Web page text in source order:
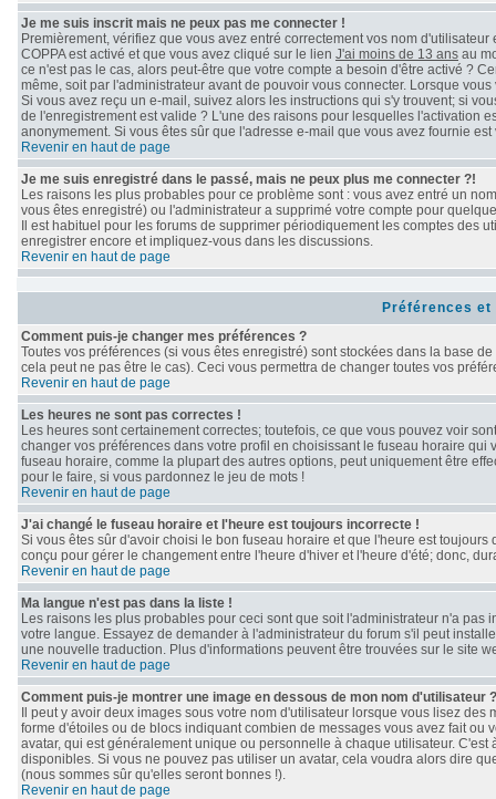
Je me suis inscrit mais ne peux pas me connecter !
Premièrement, vérifiez que vous avez entré correctement vos nom
COPPA est activé et que vous avez cliqué sur le lien J'ai moins de 13 ans au
ce n'est pas le cas, alors peut-être que votre compte a besoin d'être activé ?
même, soit par l'administrateur avant de pouvoir vous connecter. Lorsque
Si vous avez reçu un e-mail, suivez alors les instructions qui s'y trouvent; si
de l'enregistrement est valide ? L'une des raisons pour lesquelles l'activation
anonymement. Si vous êtes sûr que l'adresse e-mail que vous avez fournie
Revenir en haut de page
Je me suis enregistré dans le passé, mais ne peux plus me connecter ?!
Les raisons les plus probables pour ce problème sont : vous avez entré un
vous êtes enregistré) ou l'administrateur a supprimé votre compte pour
Il est habituel pour les forums de supprimer périodiquement les comptes
enregistrer encore et impliquez-vous dans les discussions.
Revenir en haut de page
Préférences
Comment puis-je changer mes préférences ?
Toutes vos préférences (si vous êtes enregistré) sont stockées dans la base
cela peut ne pas être le cas). Ceci vous permettra de changer toutes vos
Revenir en haut de page
Les heures ne sont pas correctes !
Les heures sont certainement correctes; toutefois, ce que vous pouvez voir
changer vos préférences dans votre profil en choisissant le fuseau horaire
fuseau horaire, comme la plupart des autres options, peut uniquement être
pour le faire, si vous pardonnez le jeu de mots !
Revenir en haut de page
J'ai changé le fuseau horaire et l'heure est toujours incorrecte !
Si vous êtes sûr d'avoir choisi le bon fuseau horaire et que l'heure est
conçu pour gérer le changement entre l'heure d'hiver et l'heure d'été; donc,
Revenir en haut de page
Ma langue n'est pas dans la liste !
Les raisons les plus probables pour ceci sont que soit l'administrateur n'a
votre langue. Essayez de demander à l'administrateur du forum s'il peut
une nouvelle traduction. Plus d'informations peuvent être trouvées sur le site
Revenir en haut de page
Comment puis-je montrer une image en dessous de mon nom d'utilisateur ?
Il peut y avoir deux images sous votre nom d'utilisateur lorsque vous lisez
forme d'étoiles ou de blocs indiquant combien de messages vous avez fait
avatar, qui est généralement unique ou personnelle à chaque utilisateur.
disponibles. Si vous ne pouvez pas utiliser un avatar, cela voudra alors dire
(nous sommes sûr qu'elles seront bonnes !).
Revenir en haut de page